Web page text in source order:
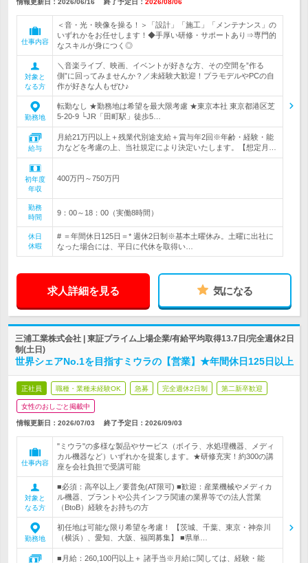
情報更新日：2026/06/16 終了予定日： 2026/08/06
仕事内容
＜音・光・映像を操る！＞「設計」「施工」「メンテナンス」の
いずれかをお任せします！◆手厚い研修・サポートあり⇒専門的
なスキルが身につく◎
対象と
なる方
＼音楽ライブ、映画、イベントが好きな方、その空間を”作る
側”に回ってみませんか？／未経験大歓迎！プラモデルやPCの自
作が好きな人もぜひ♪
勤務地
転勤なし ★勤務地は希望を最大限考慮 ★東京本社 東京都港区芝
5-20-9 └JR「田町駅」徒歩5…
給与
月給21万円以上＋残業代別途支給＋賞与年2回※年齢・経験・能
力などを考慮の上、当社規定により決定いたします。【想定月…
初年度
年収
400万円～750万円
勤務
時間
9：00～18：00（実働8時間）
休日
休暇
# ＝年間休日125日＝* 週休2日制※基本土曜休み。土曜に出社に
なった場合には、平日に代休を取得い…
求人詳細を見る 気になる
三浦工業株式会社 | 東証プライム上場企業/有給平均取得13.7日/完全週休2日
制(土日)
世界シェアNo.1を目指すミウラの【営業】★年間休日125日以上
正社員 職種・業種未経験OK 急募 完全週休2日制 第二新卒歓迎
女性のおしごと掲載中
情報更新日：2026/07/03 終了予定日： 2026/09/03
仕事内容
"ミウラ"の多様な製品やサービス（ボイラ、水処理機器、メディ
カル機器など）いずれかを提案します。★研修充実！約300の講
座を会社負担で受講可能
対象と
なる方
■必須：高卒以上／要普免(AT限可) ■歓迎：産業機械やメディカ
ル機器、プラントや公共インフラ関連の業界等での法人営業
（BtoB）経験をお持ちの方
勤務地
初任地は可能な限り希望を考慮！ 【茨城、千葉、東京・神奈川
（横浜）、愛知、大阪、福岡募集】 ■県単…
■月給：260,100円以上＋ 諸手当※月給に関しては、経験・能